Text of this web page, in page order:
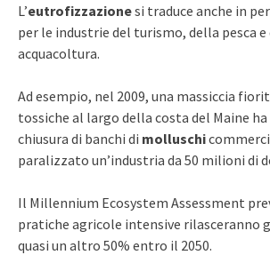
L’eutrofizzazionesi traduce anche in
per le industrie del turismo, della pesca
acquacoltura.
Ad esempio, nel 2009, una massiccia
tossiche al largo della costa del Maine
chiusura di banchi di molluschi
paralizzato un’industria da 50 milioni di
Il Millennium Ecosystem Assessment
pratiche agricole intensive rilasceranno
quasi un altro 50% entro il 2050.